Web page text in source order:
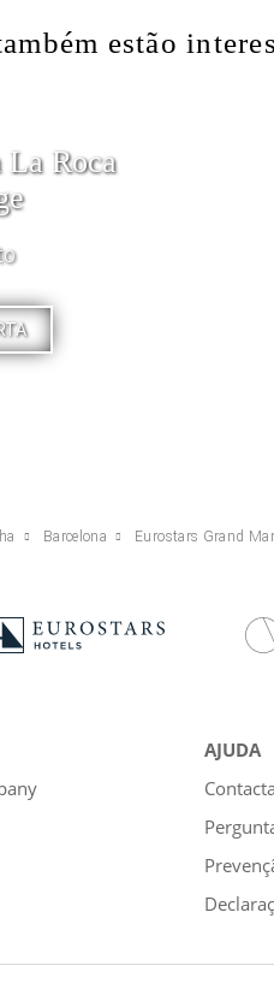
estão
La Roca
Barcelona Eurostars Grand
AJUDA